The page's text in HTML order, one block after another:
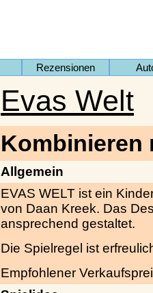
Rezensionen
Evas Welt
Kombinieren
Allgemein
EVAS WELT ist ein
von Daan Kreek. Das
ansprechend gestaltet.
Die Spielregel ist
Empfohlener